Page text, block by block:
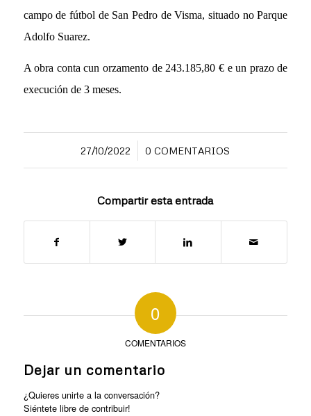
campo de fútbol de San Pedro de Visma, situado no Parque
Adolfo Suarez.
A obra conta cun orzamento de 243.185,80 € e un prazo de
execución de 3 meses.
27/10/2022
/ 0 COMENTARIOS
Compartir esta entrada
0
COMENTARIOS
Dejar un comentario
¿Quieres unirte a la conversación?
Siéntete libre de contribuir!